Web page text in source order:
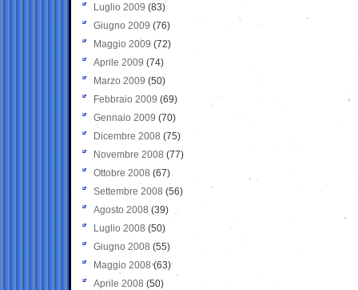
Luglio 2009 (83)
Giugno 2009 (76)
Maggio 2009 (72)
Aprile 2009 (74)
Marzo 2009 (50)
Febbraio 2009 (69)
Gennaio 2009 (70)
Dicembre 2008 (75)
Novembre 2008 (77)
Ottobre 2008 (67)
Settembre 2008 (56)
Agosto 2008 (39)
Luglio 2008 (50)
Giugno 2008 (55)
Maggio 2008(63)
Aprile 2008 (50)